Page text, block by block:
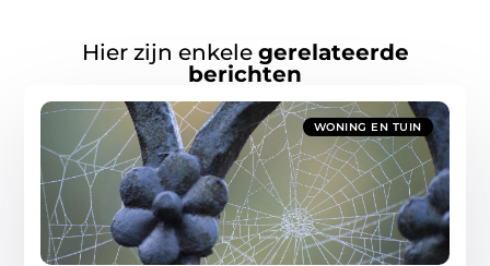
Hier zijn enkele gerelateerde
berichten
WONING EN TUIN